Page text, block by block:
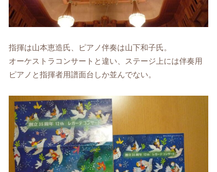
指揮は山本恵造氏、ピアノ伴奏は山下和子氏。
オーケストラコンサートと違い、ステージ上には伴奏用
ピアノと指揮者用譜面台しか並んでない。